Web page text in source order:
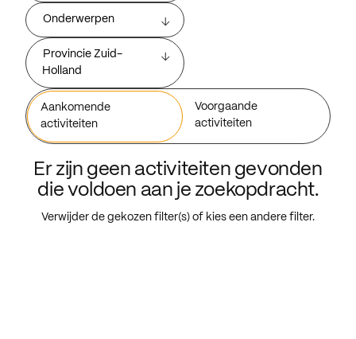
Onderwerpen
Provincie Zuid-
Holland
Aankomende
activiteiten
Voorgaande
activiteiten
Er zijn geen activiteiten gevonden
die voldoen aan je zoekopdracht.
Verwijder de gekozen filter(s) of kies een andere filter.